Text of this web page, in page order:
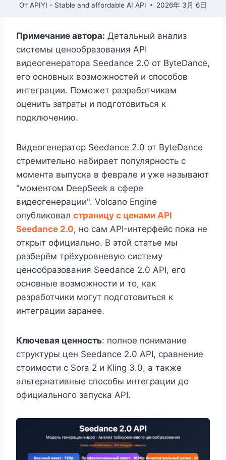
От APIYI - Stable and affordable AI API 2026年 3月 6日
Примечание автора: Детальный анализ
системы ценообразования API
видеогенератора Seedance 2.0 от ByteDance,
его основных возможностей и способов
интеграции. Поможет разработчикам
оценить затраты и подготовиться к
подключению.
Видеогенератор Seedance 2.0 от ByteDance
стремительно набирает популярность с
момента выпуска в феврале и уже называют
"моментом DeepSeek в сфере
видеогенерации". Volcano Engine
опубликовал страницу с ценами API
Seedance 2.0, но сам API-интерфейс пока не
открыт официально. В этой статье мы
разберём трёхуровневую систему
ценообразования Seedance 2.0 API, его
основные возможности и то, как
разработчики могут подготовиться к
интеграции заранее.
Ключевая ценность: полное понимание
структуры цен Seedance 2.0 API, сравнение
стоимости с Sora 2 и Kling 3.0, а также
альтернативные способы интеграции до
официального запуска API.